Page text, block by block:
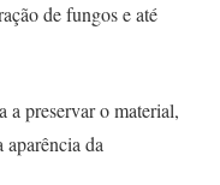
de fungos e até
a preservar o material,
aparência da